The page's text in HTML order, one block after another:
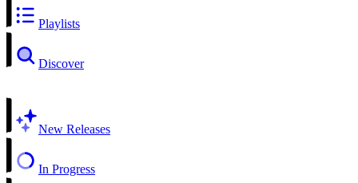
Playlists
Discover
New Releases
In Progress